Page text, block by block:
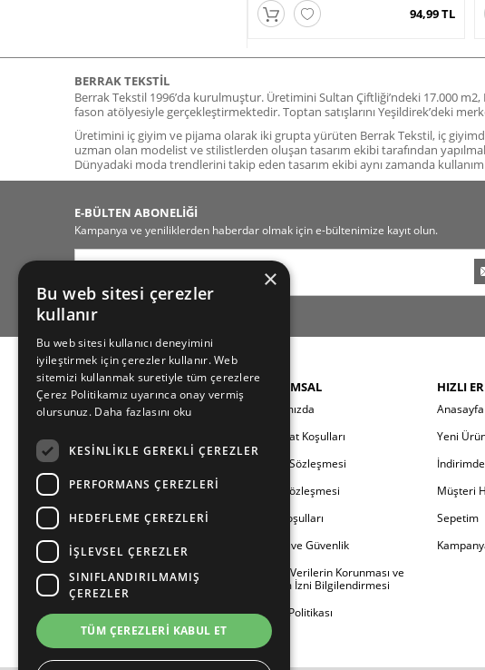
94,99 TL
BERRAK TEKSTIL
Berrak Tekstil 1996’da kurulmuştur. Üretimini Sultan Çiftliği’ndeki 17.000
fason atölyesiyle gerçekleştirmektedir. Toptan satışlarını Yeşildirek’deki
Üretimini iç giyim ve pijama olarak iki grupta yürüten Berrak Tekstil, iç
uzman olan modelist ve stilistlerden oluşan tasarım ekibi tarafından
Dünyadaki moda trendlerini takip eden tasarım ekibi aynı zamanda
E-BÜLTEN ABONELİĞİ
Kampanya ve yeniliklerden haberdar olmak için e-bültenimize kayıt olun.
KATEGORILER
Yeni Sezon
Çocuk
Aile
Berland
Outlet
KURUMSAL
Hakkımızda
Teslimat Koşulları
Üyelik Sözleşmesi
Satış Sözleşmesi
İade Koşulları
Gizlilik ve Güvenlik
Kişisel Verilerin Korunması ve
İletişim İzni Bilgilendirmesi
Çerez Politikası
HIZLI
Anasayfa
Yeni
Müşteri
Sepetim
×
Bu web sitesi çerezler
kullanır
Bu web sitesi kullanıcı deneyimini
iyileştirmek için çerezler kullanır. Web
sitemizi kullanmak suretiyle tüm çerezlere
Çerez Politikamız uyarınca onay vermiş
olursunuz. Daha fazlasını oku
KESINLIKLE GEREKLI ÇEREZLER
PERFORMANS ÇEREZLERI
HEDEFLEME ÇEREZLERI
İŞLEVSEL ÇEREZLER
SINIFLANDIRILMAMIŞ
ÇEREZLER
TÜM ÇEREZLERI KABUL ET